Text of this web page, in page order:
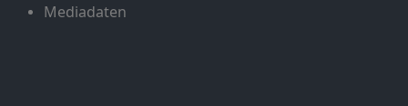
Mediadaten